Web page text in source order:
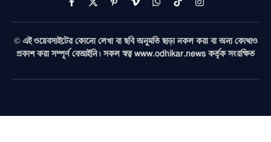
Facebook
X
(Twitter)
PinterestVimeoWhatsAppTikTokInstagram
© এই ওয়েবসাইটের কোনো লেখা বা ছবি অনুমতি ছাড়া নকল করা বা অন্য কোথাও
প্রকাশ করা সম্পূর্ণ বেআইনি। সকল স্বত্ব www.odhikar.news কর্তৃক সংরক্ষিত